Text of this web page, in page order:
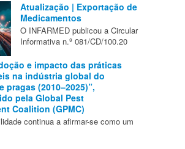
Atualização | Exportação de
Medicamentos
O INFARMED publicou a Circular
Informativa n.º 081/CD/100.20
e impacto das práticas
na indústria global do
pragas (2010–2025)”,
pela Global Pest
Coalition (GPMC)
continua a afirmar-se como um